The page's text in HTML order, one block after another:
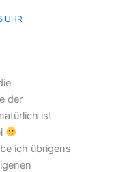
UHR
der
ist
ich übrigens